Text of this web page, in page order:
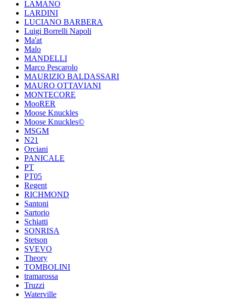
LAMANO
LARDINI
LUCIANO BARBERA
Luigi Borrelli Napoli
Ma'at
Malo
MANDELLI
Marco Pescarolo
MAURIZIO BALDASSARI
MAURO OTTAVIANI
MONTECORE
MooRER
Moose Knuckles
Moose Knuckles©️
MSGM
N21
Orciani
PANICALE
PT
PT05
Regent
RICHMOND
Santoni
Sartorio
Schiatti
SONRISA
Stetson
SVEVO
Theory
TOMBOLINI
tramarossa
Truzzi
Waterville